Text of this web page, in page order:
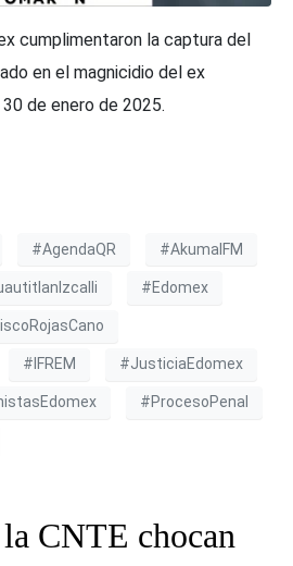
cumplimentaron la captura del
en el magnicidio del ex
de enero de 2025.
#AgendaQR #AkumalFM
#Edomex
#IFREM #JusticiaEdomex
#ProcesoPenal
CNTE chocan